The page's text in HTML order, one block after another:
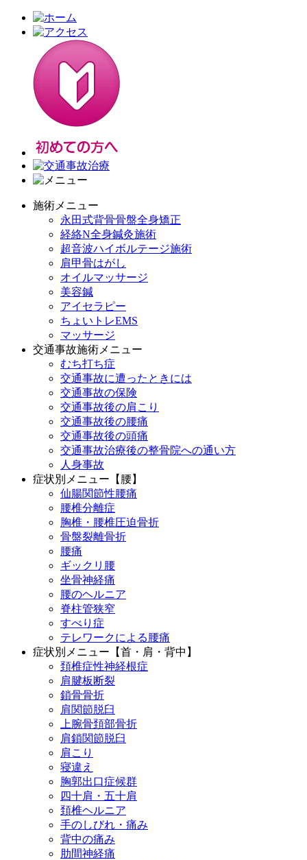
施術メニュー
永田式背骨骨盤全身矯正
経絡N全身鍼灸施術
超音波ハイボルテージ施術
肩甲骨はがし
オイルマッサージ
美容鍼
アイセラピー
ちょいトレEMS
マッサージ
交通事故施術メニュー
むち打ち症
交通事故に遭ったときには
交通事故の保険
交通事故後の肩こり
交通事故後の腰痛
交通事故後の頭痛
交通事故治療後の整骨院への通い方
人身事故
症状別メニュー【腰】
仙腸関節性腰痛
腰椎分離症
胸椎・腰椎圧迫骨折
骨盤裂離骨折
腰痛
ギックリ腰
坐骨神経痛
腰のヘルニア
脊柱管狭窄
すべり症
テレワークによる腰痛
症状別メニュー【首・肩・背中】
頚椎症性神経根症
肩腱板断裂
鎖骨骨折
肩関節脱臼
上腕骨頚部骨折
肩鎖関節脱臼
肩こり
寝違え
胸郭出口症候群
四十肩・五十肩
頚椎ヘルニア
手のしびれ・痛み
背中の痛み
肋間神経痛